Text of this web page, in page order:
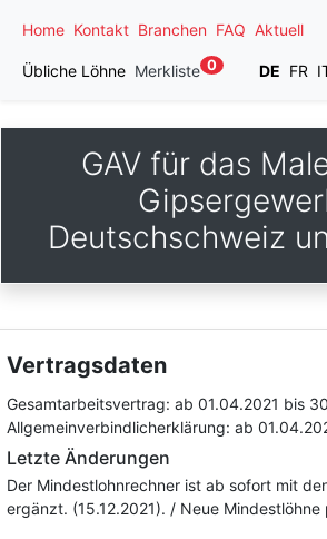
Home Kontakt Branchen FAQ Aktuell
Übliche Löhne Merkliste 0 DE FR
GAV für das
Deutschschweiz
Vertragsdaten
Gesamtarbeitsvertrag: ab 01.04.2021 bis
Allgemeinverbindlicherklärung: ab
Letzte Änderungen
Der Mindestlohnrechner ist ab sofort mit
ergänzt. (15.12.2021). / Neue Mindestlöhne